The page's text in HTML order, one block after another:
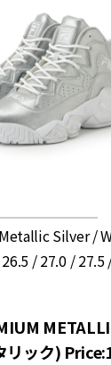
Silver /
/ 27.0 / 27.5
リック)